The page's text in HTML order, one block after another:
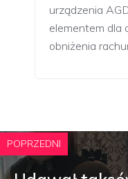
urządzenia
elementem dla
obniżenia
POPRZEDNI